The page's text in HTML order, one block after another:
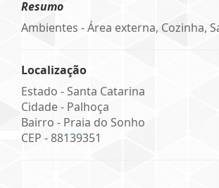
Resumo
Ambientes - Área externa, Cozinha,
Localização
Estado -Santa Catarina
Cidade - Palhoça
Bairro - Praia do Sonho
CEP -88139351